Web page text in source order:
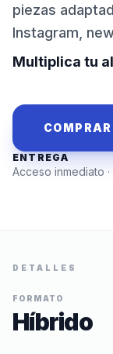
piezas
Instagram,
Multiplica tu
ENTREGA
Acceso inmediato
DETALLES
FORMATO
Híbrido